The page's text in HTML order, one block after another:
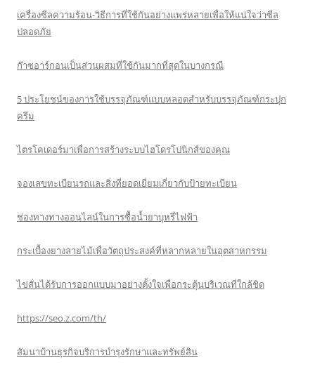
เครื่องซีลความร้อน-วิธีการที่ใช้กันอย่างแพร่หลายเพื่อให้แน่ใจว่าซีล
ปลอดภัย
ก๊าซอาร์กอนเป็นส่วนผสมที่ใช้กันมากที่สุดในบางกรณี
5 ประโยชน์ของการใช้บรรจุภัณฑ์แบบหลอดสำหรับบรรจุภัณฑ์กระปุก
ครีม
ไตรโคเดอร์มาเพื่อการสร้างระบบไฮโดรโปนิกส์ของคุณ
จองเลขทะเบียนรถและสิ่งที่ยอดเยี่ยมเกี่ยวกับป้ายทะเบียน
ช่องทางทางออนไลน์ในการซื้อน้ำยาบุหรี่ไฟฟ้า
กระเบื้องยางลายไม้เพื่อวัตถุประสงค์ที่หลากหลายในอุตสาหกรรม
ไข่สั่นได้รับการออกแบบมาอย่างตั้งใจเพื่อกระตุ้นบริเวณที่ใกล้ชิด
https://seo.z.com/th/
สัมนาบ้านธุรกิจบริการบำรุงรักษาและทรัพย์สิน